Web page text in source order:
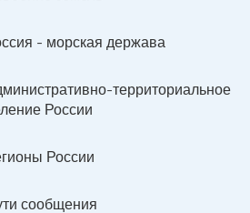
- морская держава
территориальное
России
России
сообщения